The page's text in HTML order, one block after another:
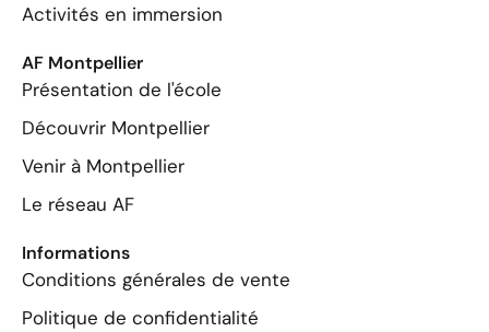
Activités en immersion
AF Montpellier
Présentation de l'école
Découvrir Montpellier
Venir à Montpellier
Le réseau AF
Informations
Conditions générales de vente
Politique de confidentialité